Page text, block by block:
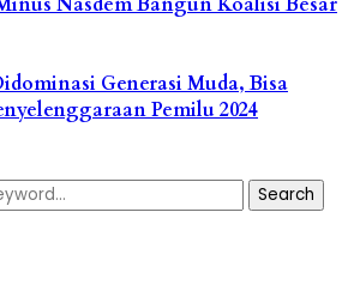
Generasi Muda, Bisa
Pemilu 2024
Search